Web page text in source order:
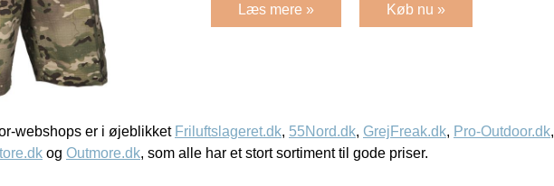
Læs mere » Køb nu »
webshops er i øjeblikket Friluftslageret.dk, 55Nord.dk, GrejFreak.dk, Pro-Outdoor.dk,
og Outmore.dk, som alle har et stort sortiment til gode priser.